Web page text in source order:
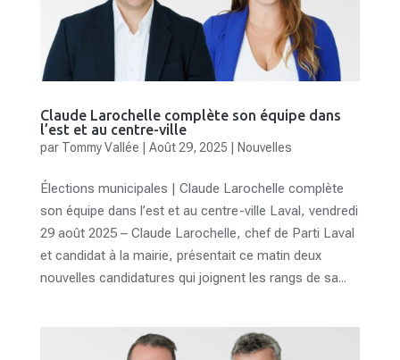
Claude Larochelle complète son équipe dans
l’est et au centre-ville
par Tommy Vallée Août 29, 2025 Nouvelles
Élections municipales | Claude Larochelle complète
son équipe dans l’est et au centre-ville Laval, vendredi
29 août 2025 – Claude Larochelle, chef de Parti Laval
et candidat à la mairie, présentait ce matin deux
nouvelles candidatures qui joignent les rangs de sa...